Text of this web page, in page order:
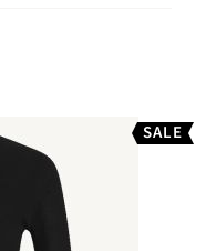
SALE